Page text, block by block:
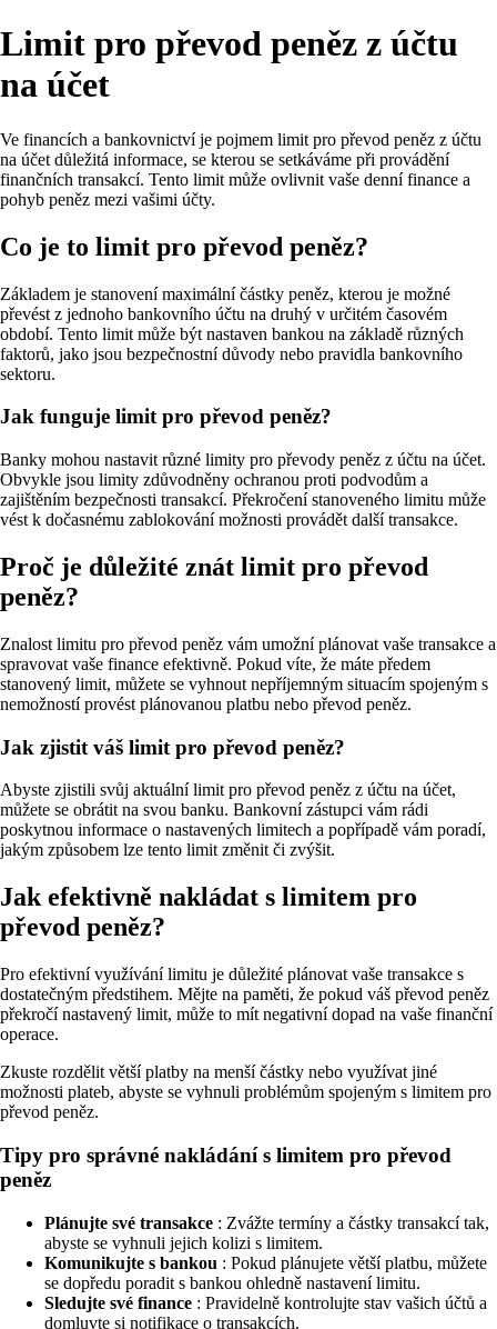
Limit pro převod peněz z účtu
na účet
Ve financích a bankovnictví je pojmem limit pro převod peněz z účtu
na účet důležitá informace, se kterou se setkáváme při provádění
finančních transakcí. Tento limit může ovlivnit vaše denní finance a
pohyb peněz mezi vašimi účty.
Co je to limit pro převod peněz?
Základem je stanovení maximální částky peněz, kterou je možné
převést z jednoho bankovního účtu na druhý v určitém časovém
období. Tento limit může být nastaven bankou na základě různých
faktorů, jako jsou bezpečnostní důvody nebo pravidla bankovního
sektoru.
Jak funguje limit pro převod peněz?
Banky mohou nastavit různé limity pro převody peněz z účtu na účet.
Obvykle jsou limity zdůvodněny ochranou proti podvodům a
zajištěním bezpečnosti transakcí. Překročení stanoveného limitu může
vést k dočasnému zablokování možnosti provádět další transakce.
Proč je důležité znát limit pro převod
peněz?
Znalost limitu pro převod peněz vám umožní plánovat vaše transakce a
spravovat vaše finance efektivně. Pokud víte, že máte předem
stanovený limit, můžete se vyhnout nepříjemným situacím spojeným s
nemožností provést plánovanou platbu nebo převod peněz.
Jak zjistit váš limit pro převod peněz?
Abyste zjistili svůj aktuální limit pro převod peněz z účtu na účet,
můžete se obrátit na svou banku. Bankovní zástupci vám rádi
poskytnou informace o nastavených limitech a popřípadě vám poradí,
jakým způsobem lze tento limit změnit či zvýšit.
Jak efektivně nakládat s limitem pro
převod peněz?
Pro efektivní využívání limitu je důležité plánovat vaše transakce s
dostatečným předstihem. Mějte na paměti, že pokud váš převod peněz
překročí nastavený limit, může to mít negativní dopad na vaše finanční
operace.
Zkuste rozdělit větší platby na menší částky nebo využívat jiné
možnosti plateb, abyste se vyhnuli problémům spojeným s limitem pro
převod peněz.
Tipy pro správné nakládání s limitem pro převod
peněz
Plánujte své transakce : Zvážte termíny a částky transakcí tak,
abyste se vyhnuli jejich kolizi s limitem.
Komunikujte s bankou : Pokud plánujete větší platbu, můžete
se dopředu poradit s bankou ohledně nastavení limitu.
Sledujte své finance : Pravidelně kontrolujte stav vašich účtů a
domluvte si notifikace o transakcích.